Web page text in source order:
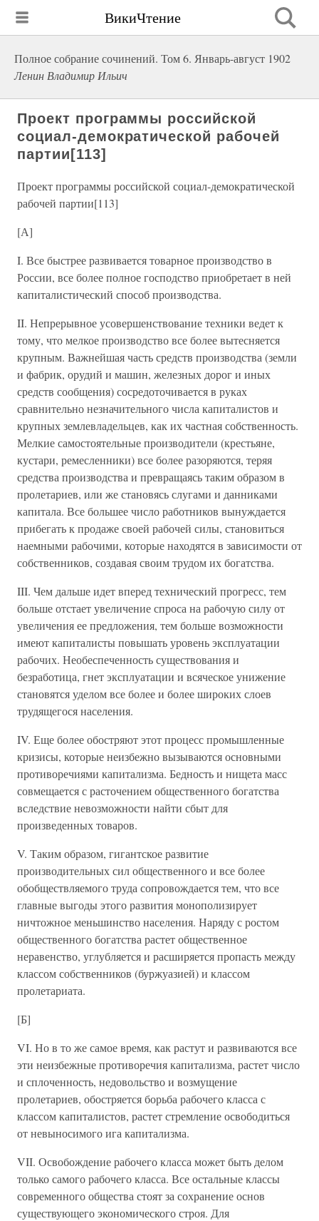
ВикиЧтение
Полное собрание сочинений. Том 6. Январь-август 1902
Ленин Владимир Ильич
Проект программы российской
социал-демократической рабочей
партии[113]
Проект программы российской социал-демократической
рабочей партии[113]
[А]
I. Все быстрее развивается товарное производство в
России, все более полное господство приобретает в ней
капиталистический способ производства.
II. Непрерывное усовершенствование техники ведет к
тому, что мелкое производство все более вытесняется
крупным. Важнейшая часть средств производства (земли
и фабрик, орудий и машин, железных дорог и иных
средств сообщения) сосредоточивается в руках
сравнительно незначительного числа капиталистов и
крупных землевладельцев, как их частная собственность.
Мелкие самостоятельные производители (крестьяне,
кустари, ремесленники) все более разоряются, теряя
средства производства и превращаясь таким образом в
пролетариев, или же становясь слугами и данниками
капитала. Все большее число работников вынуждается
прибегать к продаже своей рабочей силы, становиться
наемными рабочими, которые находятся в зависимости от
собственников, создавая своим трудом их богатства.
III. Чем дальше идет вперед технический прогресс, тем
больше отстает увеличение спроса на рабочую силу от
увеличения ее предложения, тем больше возможности
имеют капиталисты повышать уровень эксплуатации
рабочих. Необеспеченность существования и
безработица, гнет эксплуатации и всяческое унижение
становятся уделом все более и более широких слоев
трудящегося населения.
IV. Еще более обостряют этот процесс промышленные
кризисы, которые неизбежно вызываются основными
противоречиями капитализма. Бедность и нищета масс
совмещается с расточением общественного богатства
вследствие невозможности найти сбыт для
произведенных товаров.
V. Таким образом, гигантское развитие
производительных сил общественного и все более
обобществляемого труда сопровождается тем, что все
главные выгоды этого развития монополизирует
ничтожное меньшинство населения. Наряду с ростом
общественного богатства растет общественное
неравенство, углубляется и расширяется пропасть между
классом собственников (буржуазией) и классом
пролетариата.
[Б]
VI. Но в то же самое время, как растут и развиваются все
эти неизбежные противоречия капитализма, растет число
и сплоченность, недовольство и возмущение
пролетариев, обостряется борьба рабочего класса с
классом капиталистов, растет стремление освободиться
от невыносимого ига капитализма.
VII. Освобождение рабочего класса может быть делом
только самого рабочего класса. Все остальные классы
современного общества стоят за сохранение основ
существующего экономического строя. Для